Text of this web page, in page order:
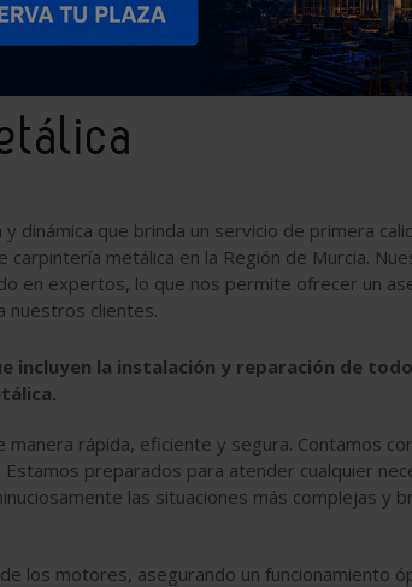
dinámica que brinda un servicio de primera
metálica en la Región de Murcia.
en expertos, lo que nos permite ofrecer un
nuestros clientes.
incluyen la instalación y reparación de
rápida, eficiente y segura. Contamos
preparados para atender cualquier
las situaciones más complejas y
los motores, asegurando un funcionamiento